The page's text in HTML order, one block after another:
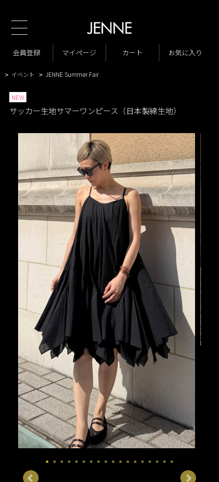
会員登録 マイページ カート お気に入り
TOP
商品一覧 > New Arrivals
VARIATION LIST4 サッカー生地サマーワンピース（日本製綿生地）
> イベント > JENNE Summer Fair
NEW
サッカー生地サマーワンピース（日本製綿生地）